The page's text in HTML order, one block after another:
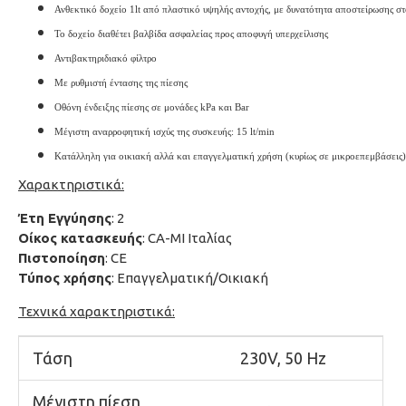
Ανθεκτικό δοχείο 1lt από πλαστικό υψηλής αντοχής, με δυνατότητα αποστείρωσης
Το δοχείο διαθέτει βαλβίδα ασφαλείας προς αποφυγή υπερχείλισης
Αντιβακτηριδιακό φίλτρο
Με ρυθμιστή έντασης της πίεσης
Οθόνη ένδειξης πίεσης σε μονάδες kPa και Bar
Μέγιστη αναρροφητική ισχύς της συσκευής: 15 lt/min
Κατάλληλη για οικιακή αλλά και επαγγελματική χρήση (κυρίως σε μικροεπεμβάσεις)
Χαρακτηριστικά:
Έτη Εγγύησης: 2
Οίκος κατασκευής: CA-MI Ιταλίας
Πιστοποίηση: CE
Τύπος χρήσης: Επαγγελματική/Οικιακή
Τεχνικά χαρακτηριστικά:
Τάση 230V, 50 Hz
Μέγιστη πίεση